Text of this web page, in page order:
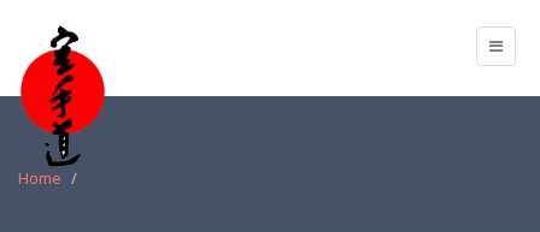
Home